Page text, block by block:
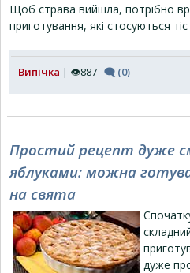
Щоб страва вийшла, потрібно
приготування, які стосуються
Випічка | 👁887 🗨 (0)
Простий рецепт дуже
яблуками: можна
на свята
дуже